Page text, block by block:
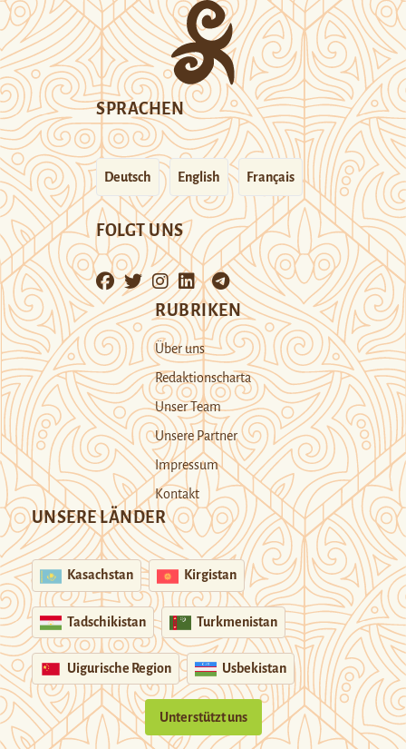
SPRACHEN
Deutsch English Français
FOLGT UNS
RUBRIKEN
Über uns
Redaktionscharta
Unser Team
Unsere Partner
Impressum
Kontakt
UNSERE LÄNDER
Kasachstan Kirgistan
Tadschikistan Turkmenistan
Uigurische Region Usbekistan
Unterstützt uns